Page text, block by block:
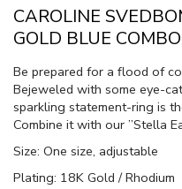
CAROLINE
GOLD BLUE COMBO
Be prepared for a flood of
Bejeweled with some eye-
sparkling statement-ring is
Combine it with our ”Stella
Size: One size, adjustable
Plating: 18K Gold / Rhodium